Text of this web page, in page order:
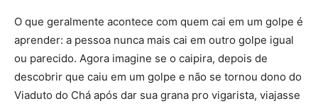
O que geralmente acontece com quem cai em um golpe é
aprender: a pessoa nunca mais cai em outro golpe igual
ou parecido. Agora imagine se o caipira, depois de
descobrir que caiu em um golpe e não se tornou dono do
Viaduto do Chá após dar sua grana pro vigarista, viajasse